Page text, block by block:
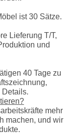
ist 30 Sätze.
Lieferung T/T,
und
40 Tage zu
Details.
mehr
machen, und wir